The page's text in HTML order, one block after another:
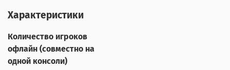
Характеристики
Количество игроков
офлайн (совместно на
одной консоли)